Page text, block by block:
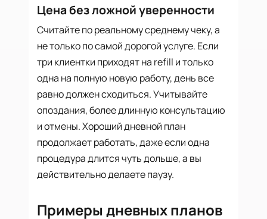
Цена без ложной уверенности
Считайте по реальному среднему чеку, а
не только по самой дорогой услуге. Если
три клиентки приходят на refill и только
одна на полную новую работу, день все
равно должен сходиться. Учитывайте
опоздания, более длинную консультацию
и отмены. Хороший дневной план
продолжает работать, даже если одна
процедура длится чуть дольше, а вы
действительно делаете паузу.
Примеры дневных планов